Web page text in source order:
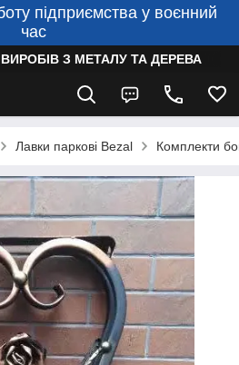
підприємства у воєнний
час
З МЕТАЛУ ТА ДЕРЕВА
Лавки паркові Bezal Комплекти